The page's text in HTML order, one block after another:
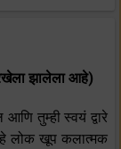
झालेला आहे)
तुम्ही स्वयं द्वारे
हे लोक खूप कलात्मक